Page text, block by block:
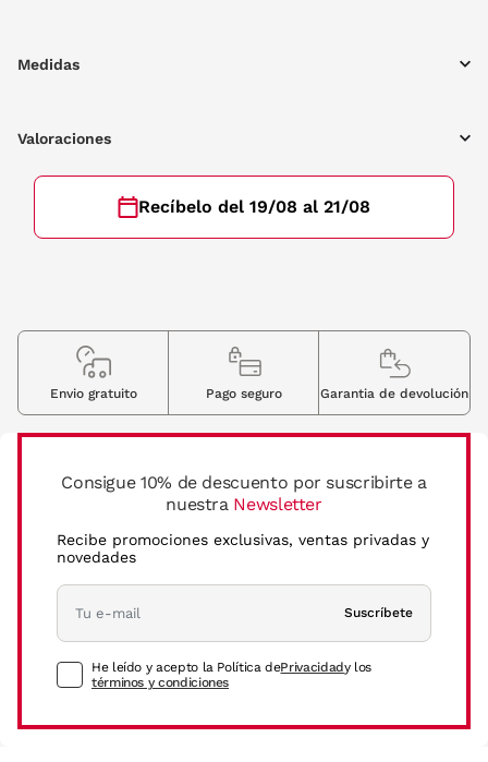
Medidas
Valoraciones
Recíbelo del 19/08 al 21/08
Consigue 10% de descuento por suscribirte a
nuestra Newsletter
Recibe promociones exclusivas, ventas privadas y
novedades
Suscríbete
He leído y acepto la Política dePrivacidady los
términos y condiciones
Envio gratuito Pago seguro Garantia de devolución